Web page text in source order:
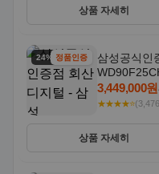
상품 자세히
24% 할인정품인증
삼성공식인
일체형
3,449,000원
★★★★⭐
상품 자세히